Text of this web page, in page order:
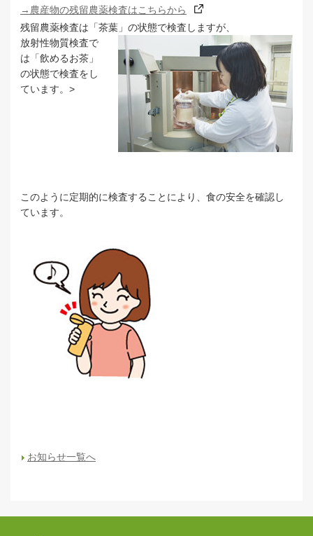
→農産物の残留農薬検査はこちらから
残留農薬検査は「茶葉」の状態で検査しますが、
放射性物質検査で
は「飲めるお茶」
の状態で検査をし
ています。>
このように定期的に検査することにより、食の安全を確認し
ています。
お知らせ一覧へ